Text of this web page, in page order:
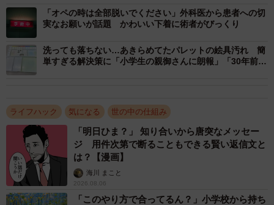
も合わせてくれて外に知り合いがいる！って感じで喋りな
がらお店から出て来たのを思い出した…」
「昼すぎに小汚い店が美味いんだよなと思いつつ入っため
し屋に入ったとたん店主がタバコ吸いながら新聞読んでて
ん？えっ！』と慌て出したので咄嗟に『あっ！やべっ携帯
忘れた！』て言って逃げた」
「メニュー見せてもらってから『すみません。やっぱりや
めます』と言って堂々と帰る私。。」
などさまざなま声が寄せられている。
「オペの時は全部脱いでください」外科医から患者への切
実なお願いが話題 かわいい下着に術者がびっくり
洗っても落ちない…あきらめてたパレットの絵具汚れ 簡
単すぎる解決策に「小学生の親御さんに朗報」「30年前に
ライフハック 気になる 世の中の仕組み
「明日ひま？」 知り合いから唐突なメッセー
ジ 用件次第で断ることもできる賢い返信文と
は？【漫画】
海川 まこと
2026.08.06
「このやり方で合ってるん？」小学校から持ち